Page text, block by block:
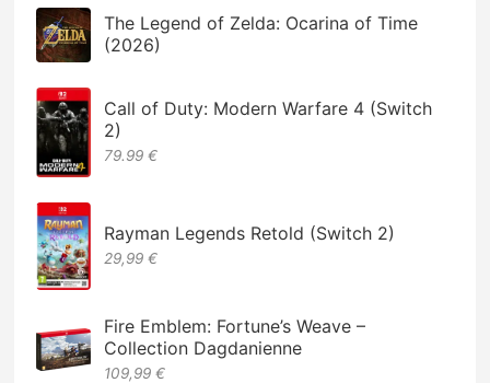
The Legend of Zelda: Ocarina of Time
(2026)
Call of Duty: Modern Warfare 4 (Switch
2)
79.99 €
Rayman Legends Retold (Switch 2)
29,99 €
Fire Emblem: Fortune’s Weave –
Collection Dagdanienne
109,99 €